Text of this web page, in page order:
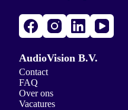
AudioVision B.V.
Contact
FAQ
Over ons
Vacatures